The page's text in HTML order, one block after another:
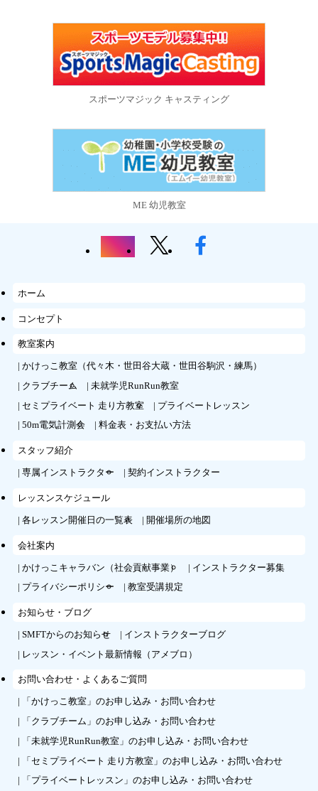
スポーツマジック キャスティング
ME 幼児教室
ホーム
コンセプト
教室案内
かけっこ教室（代々木・世田谷大蔵・世田谷駒沢・練馬）
クラブチーム
未就学児RunRun教室
セミプライベート 走り方教室
プライベートレッスン
50m電気計測会
料金表・お支払い方法
スタッフ紹介
専属インストラクター 契約インストラクター
レッスンスケジュール
各レッスン開催日の一覧表 開催場所の地図
会社案内
かけっこキャラバン（社会貢献事業）
インストラクター募集
プライバシーポリシー
教室受講規定
お知らせ・ブログ
SMFTからのお知らせ
インストラクターブログ
レッスン・イベント最新情報（アメブロ）
お問い合わせ・よくあるご質問
「かけっこ教室」のお申し込み・お問い合わせ
「クラブチーム」のお申し込み・お問い合わせ
「未就学児RunRun教室」のお申し込み・お問い合わせ
「セミプライベート 走り方教室」のお申し込み・お問い合わせ
「プライベートレッスン」のお申し込み・お問い合わせ